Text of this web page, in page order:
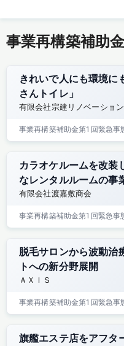
事業再構築補助
きれいで人にも環境に
さんトイレ」
有限会社宗建リノベーション
事業再構築補助金第1回緊急事
カラオケルームを改装
なレンタルルームの事
有限会社渡嘉敷商会
事業再構築補助金第1回緊急事
脱毛サロンから波動治
トへの新分野展開
ＡＸＩＳ
事業再構築補助金第1回緊急事
旗艦エステ店をアフタ